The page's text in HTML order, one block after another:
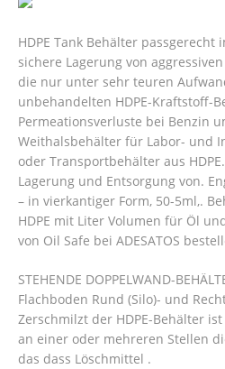
HDPE Tank Behälter passgerecht
sichere Lagerung von
die nur unter sehr teuren
unbehandelten HDPE-Kraftstoff-
Permeationsverluste bei Benzin
Weithalsbehälter für Labor- und
oder Transportbehälter aus
Lagerung und Entsorgung von.
– in vierkantiger Form, 50-5ml,.
HDPE mit Liter Volumen für Öl
von Oil Safe bei ADESATOS
STEHENDE DOPPELWAND-
Flachboden Rund (Silo)- und
Zerschmilzt der HDPE-Behälter
an einer oder mehreren Stellen
das dass Löschmittel .